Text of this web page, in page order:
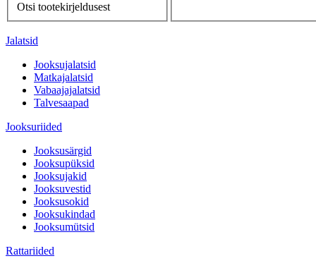
Otsi tootekirjeldusest
Jalatsid
Jooksujalatsid
Matkajalatsid
Vabaajajalatsid
Talvesaapad
Jooksuriided
Jooksusärgid
Jooksupüksid
Jooksujakid
Jooksuvestid
Jooksusokid
Jooksukindad
Jooksumütsid
Rattariided